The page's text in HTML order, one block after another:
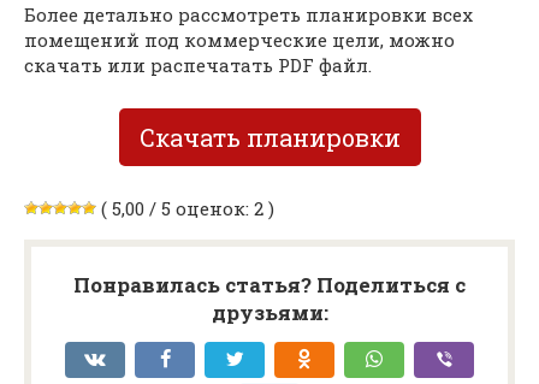
Более детально рассмотреть планировки всех
помещений под коммерческие цели, можно
скачать или распечатать PDF файл.
Скачать планировки
( 5,00 / 5 оценок: 2 )
Понравилась статья? Поделиться с
друзьями: